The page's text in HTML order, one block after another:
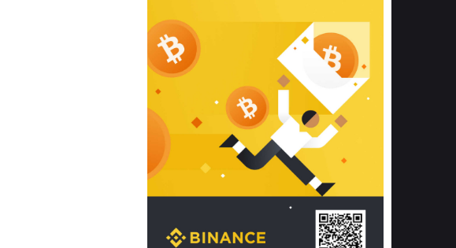
khuẩn và nấm mốc trong điều kiện
thời tiết nóng ẩm. Bạn có thể tìm hiểu
thêm các nghiên cứu khoa học về tác
động của giấc ngủ và môi trường
phòng ngủ đối với sức khỏe con
người tại Sleep Foundation (External
Link) để có cái nhìn toàn diện hơn.
2. Các tiêu chí vàng khi lựa chọn
chăn ga gối đệm cao cấp cho phòng
ngủ
Để sở hữu một bộ chăn ga gối đệm
cao cấp hoàn hảo cả về thẩm mỹ lẫn
công năng, người tiêu dùng cần cân
nhắc kỹ lưỡng các tiêu chí quan trọng